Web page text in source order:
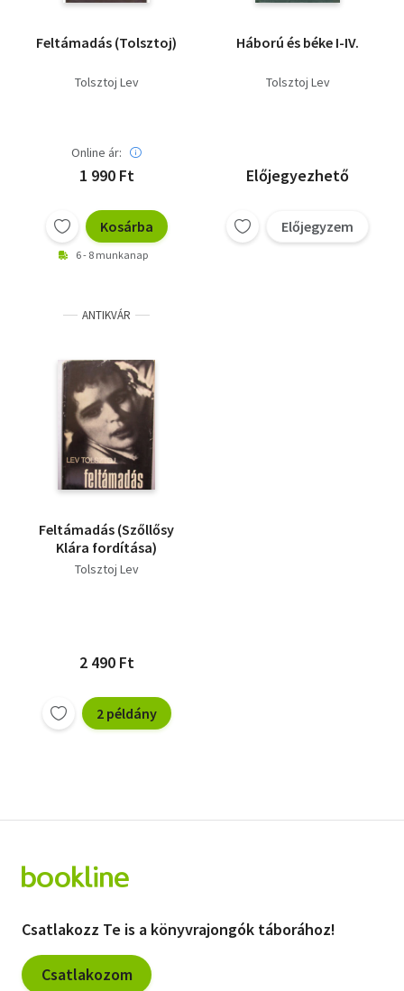
Feltámadás (Tolsztoj)
Tolsztoj Lev
Online ár:
1 990 Ft
Kosárba
6 - 8 munkanap
Háború és béke I-IV.
Tolsztoj Lev
Előjegyezhető
Előjegyzem
ANTIKVÁR
Feltámadás (Szőllősy
Klára fordítása)
Tolsztoj Lev
2 490 Ft
2 példány
Csatlakozz Te is a könyvrajongók táborához!
Csatlakozom